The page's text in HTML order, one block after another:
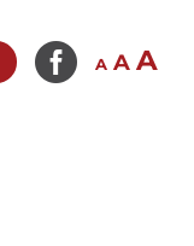
 A Decrease
A Reset
A